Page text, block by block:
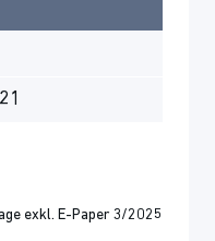
exkl. E-Paper 3/2025